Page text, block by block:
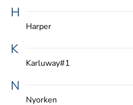
H
Harper
K
Karluway#1
N
Nyorken